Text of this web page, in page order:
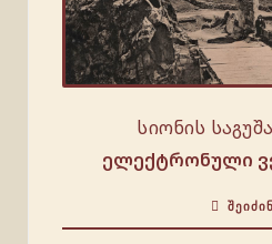
სიონის
ელექტრონული